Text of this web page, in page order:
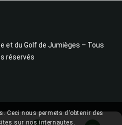
et du Golf de Jumièges – Tous
réservés
Ceci nous permets d'obtenir des
sur nos internautes.